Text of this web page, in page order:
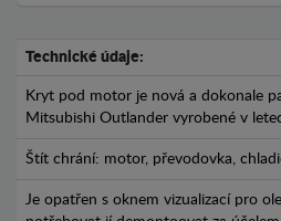
Technické údaje:
Kryt pod motor je nová a dokonale
Mitsubishi Outlander vyrobené v
Štít chrání: motor, převodovka,
Je opatřen s oknem vizualizací pro